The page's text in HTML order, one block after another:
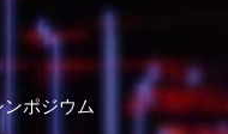
ポジウム